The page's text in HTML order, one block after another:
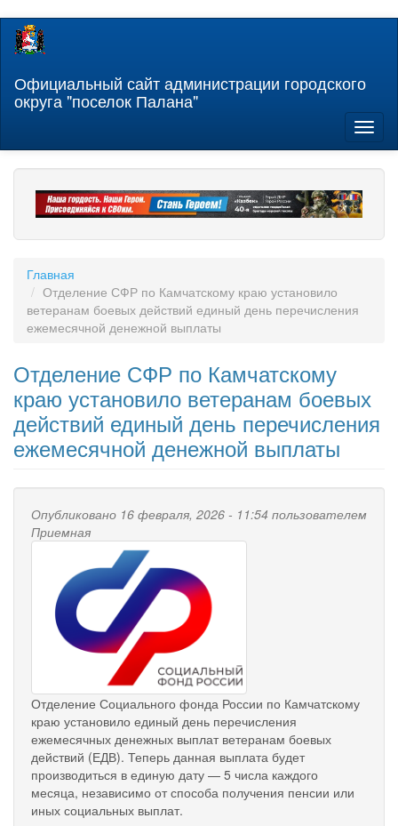
Перейти
содержанию
Официальный сайт администрации городского
округа "поселок Палана"
Главная
Отделение СФР по Камчатскому краю установило
ветеранам боевых действий единый день перечисления
ежемесячной денежной выплаты
Отделение СФР по Камчатскому
краю установило ветеранам боевых
действий единый день перечисления
ежемесячной денежной выплаты
Опубликовано 16 февраля, 2026 - 11:54 пользователем
Приемная
Отделение Социального фонда России по Камчатскому
краю установило единый день перечисления
ежемесячных денежных выплат ветеранам боевых
действий (ЕДВ). Теперь данная выплата будет
производиться в единую дату — 5 числа каждого
месяца, независимо от способа получения пенсии или
иных социальных выплат.